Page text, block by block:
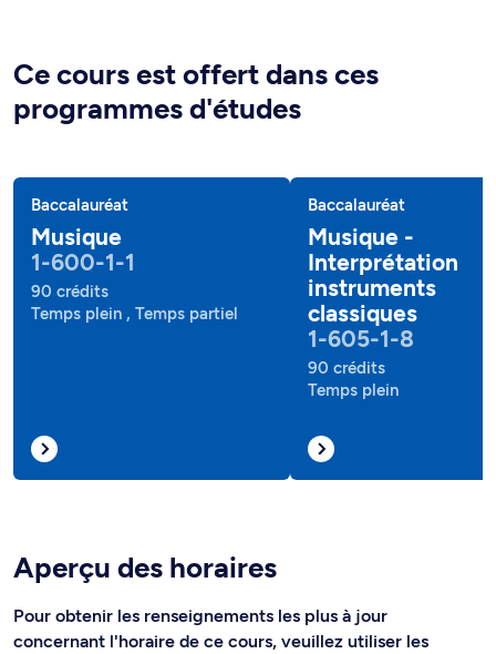
Ce cours est offert dans ces
programmes d'études
Baccalauréat
Musique
1-600-1-1
90 crédits
Temps plein , Temps partiel
Baccalauréat
Musique -
Interprétation
instruments
classiques
1-605-1-8
90 crédits
Temps plein
Aperçu des horaires
Pour obtenir les renseignements les plus à jour
concernant l'horaire de ce cours, veuillez utiliser les